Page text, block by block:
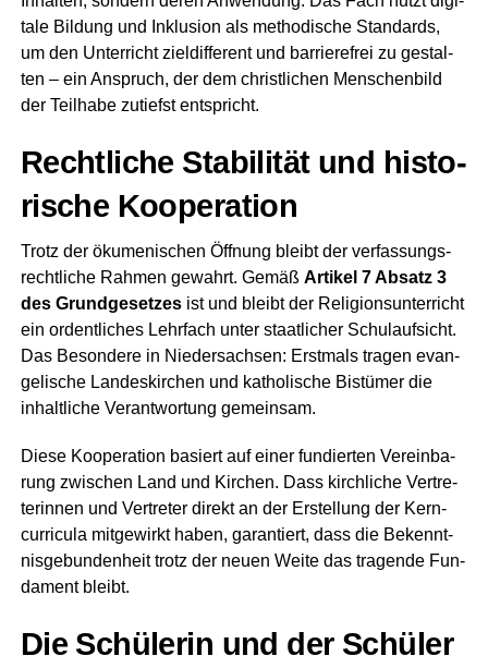
ta­le Bil­dung und Inklu­si­on als metho­di­sche Stan­dards,
um den Unter­richt ziel­dif­fe­rent und bar­rie­re­frei zu gestal­
ten – ein Anspruch, der dem christ­li­chen Men­schen­bild
der Teil­ha­be zutiefst entspricht.
Recht­li­che Sta­bi­li­tät und his­to­
ri­sche Kooperation
Trotz der öku­me­ni­schen Öff­nung bleibt der ver­fas­sungs­
recht­li­che Rah­men gewahrt. Gemäß Arti­kel 7 Absatz 3
des Grund­ge­set­zesist und bleibt der Reli­gi­ons­un­ter­richt
ein ordent­li­ches Lehr­fach unter staat­li­cher Schul­auf­sicht.
Das Beson­de­re in Nie­der­sach­sen: Erst­mals tra­gen evan­
ge­li­sche Lan­des­kir­chen und katho­li­sche Bis­tü­mer die
inhalt­li­che Ver­ant­wor­tung gemeinsam.
Die­se Koope­ra­ti­on basiert auf einer fun­dier­ten Ver­ein­ba­
rung zwi­schen Land und Kir­chen. Dass kirch­li­che Ver­tre­
te­rin­nen und Ver­tre­ter direkt an der Erstel­lung der Kern­
cur­ri­cu­la mit­ge­wirkt haben, garan­tiert, dass die Bekennt­
nis­ge­bun­den­heit trotz der neu­en Wei­te das tra­gen­de Fun­
da­ment bleibt.
Die Schü­le­rin und der Schü­ler